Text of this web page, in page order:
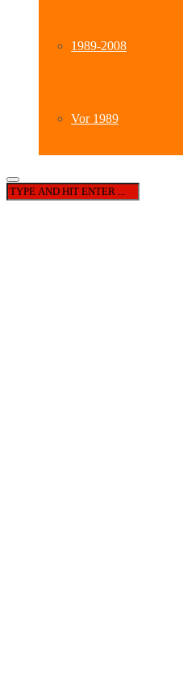
1989-2008
Vor 1989